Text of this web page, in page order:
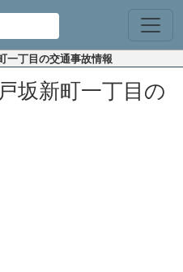
一丁目の交通事故情報
坂新町一丁目の